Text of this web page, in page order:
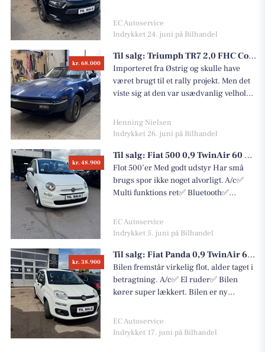
har fuld service bog✅ A/c✅ Træk✅
Skærm/bluetooth orginal✅ Bak
finansiering 0% i rente og 0kr i
udbetaling✅ Se og prøv bilen 🚗
EC Autoservice
Indrykket 24. juni på Bilhandel
kr. 68.000
Til salg: Triumph TR7 2,0 FHC Coupe 2,0
Importeret fra Østrig og skulle have
været brugt til et rally projekt. Men det
viste sig at den var usædvanlig velholdt,
tilsyneladende heller ikke haft andre
reparationer, ud over at motoren er
heloplakeret.
Henning Nielsen
Indrykket 26. juni på Bilhandel
kr. 48.900
Til salg: Fiat 500 0,9 TwinAir 60 Popstar
Flot 500’er Med godt udstyr Har små
brugs spor ikke noget alvorligt. A/c✅
Multi funktions ret✅ Bluetooth✅
0,-kr i udbetaling ❗️ Bilen leveres
klargjort og ny serviceret. Blev sidst
15" alufælge, aircondition, 2 zone
klima, el-ruder
EC Autoservice
Indrykket 5. juni på Bilhandel
kr. 38.900
Til salg: Fiat Panda 0,9 TwinAir 65 Easy
Bilen fremstår virkelig flot, alder taget i
betragtning. A/c✅ El ruder✅ Bilen
kører super lækkert. Bilen er ny
er gennem tjekket for fejl. ❗️Vi tilbyder
0% i rente og 0kr i udbetaling med
EC Autoservice
Indrykket 17. juni på Bilhandel